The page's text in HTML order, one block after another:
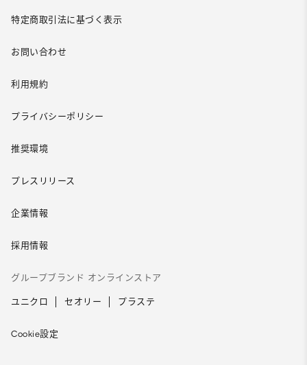
特定商取引法に基づく表示
お問い合わせ
利用規約
プライバシーポリシー
推奨環境
プレスリリース
企業情報
採用情報
グループブランド オンラインストア
ユニクロ セオリー プラステ
Cookie設定